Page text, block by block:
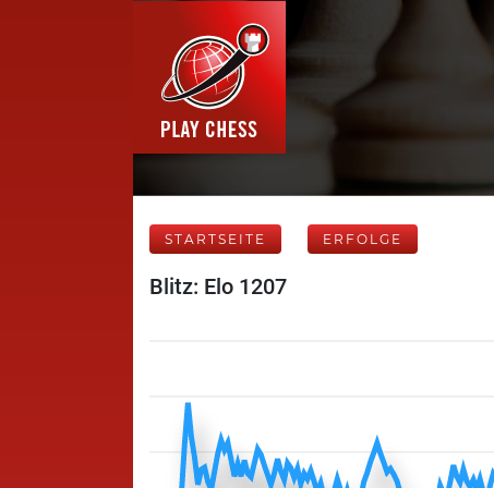
STARTSEITE ERFOLGE
Blitz: Elo 1207